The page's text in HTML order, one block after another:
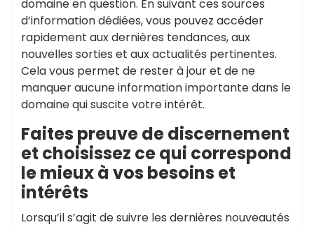
domaine en question. En suivant ces sources
d’information dédiées, vous pouvez accéder
rapidement aux dernières tendances, aux
nouvelles sorties et aux actualités pertinentes.
Cela vous permet de rester à jour et de ne
manquer aucune information importante dans le
domaine qui suscite votre intérêt.
Faites preuve de discernement
et choisissez ce qui correspond
le mieux à vos besoins et
intérêts
Lorsqu’il s’agit de suivre les dernières nouveautés